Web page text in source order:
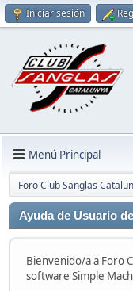
Iniciar sesión
Menú Principal
Foro Club Sanglas
Ayuda de Usuario
Bienvenido/a a Foro
software Simple